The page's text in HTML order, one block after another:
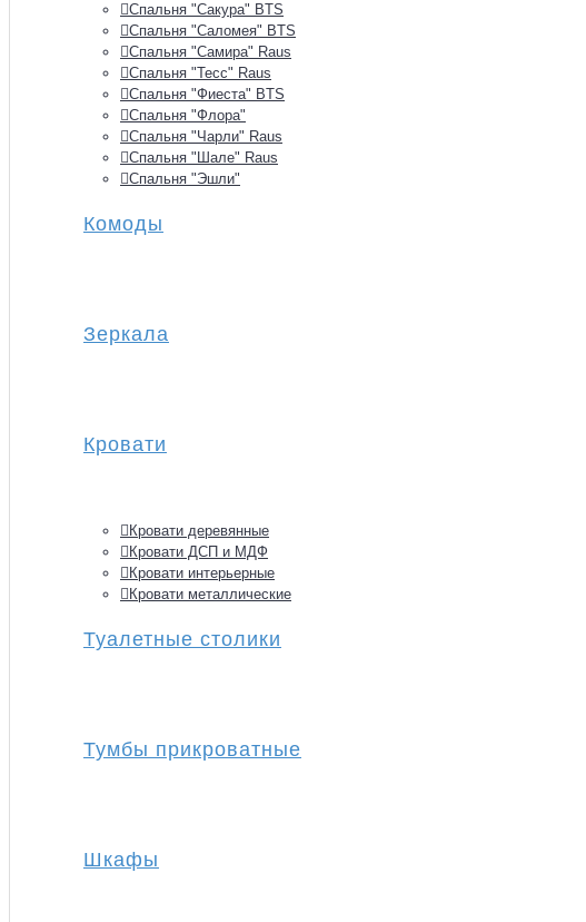
Спальня "Сакура" BTS
Спальня "Саломея" BTS
Спальня "Самира" Raus
Спальня "Тесс" Raus
Спальня "Фиеста" BTS
Спальня "Флора"
Спальня "Чарли" Raus
Спальня "Шале" Raus
Спальня "Эшли"
Комоды
Зеркала
Кровати
Кровати деревянные
Кровати ДСП и МДФ
Кровати интерьерные
Кровати металлические
Туалетные столики
Тумбы прикроватные
Шкафы